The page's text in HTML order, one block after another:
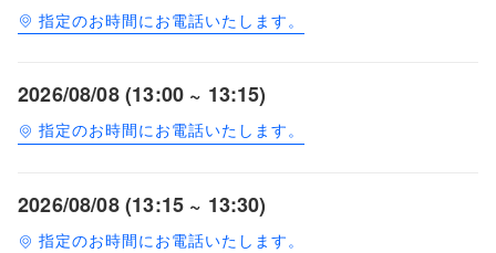
指定のお時間にお電話いたします。
2026/08/08 (13:00 ~ 13:15)
指定のお時間にお電話いたします。
2026/08/08 (13:15 ~ 13:30)
指定のお時間にお電話いたします。